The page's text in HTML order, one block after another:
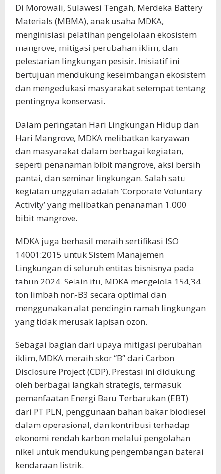
Di Morowali, Sulawesi Tengah, Merdeka Battery
Materials (MBMA), anak usaha MDKA,
menginisiasi pelatihan pengelolaan ekosistem
mangrove, mitigasi perubahan iklim, dan
pelestarian lingkungan pesisir. Inisiatif ini
bertujuan mendukung keseimbangan ekosistem
dan mengedukasi masyarakat setempat tentang
pentingnya konservasi.
Dalam peringatan Hari Lingkungan Hidup dan
Hari Mangrove, MDKA melibatkan karyawan
dan masyarakat dalam berbagai kegiatan,
seperti penanaman bibit mangrove, aksi bersih
pantai, dan seminar lingkungan. Salah satu
kegiatan unggulan adalah ‘Corporate Voluntary
Activity’ yang melibatkan penanaman 1.000
bibit mangrove.
MDKA juga berhasil meraih sertifikasi ISO
14001:2015 untuk Sistem Manajemen
Lingkungan di seluruh entitas bisnisnya pada
tahun 2024. Selain itu, MDKA mengelola 154,34
ton limbah non-B3 secara optimal dan
menggunakan alat pendingin ramah lingkungan
yang tidak merusak lapisan ozon.
Sebagai bagian dari upaya mitigasi perubahan
iklim, MDKA meraih skor “B” dari Carbon
Disclosure Project (CDP). Prestasi ini didukung
oleh berbagai langkah strategis, termasuk
pemanfaatan Energi Baru Terbarukan (EBT)
dari PT PLN, penggunaan bahan bakar biodiesel
dalam operasional, dan kontribusi terhadap
ekonomi rendah karbon melalui pengolahan
nikel untuk mendukung pengembangan baterai
kendaraan listrik.